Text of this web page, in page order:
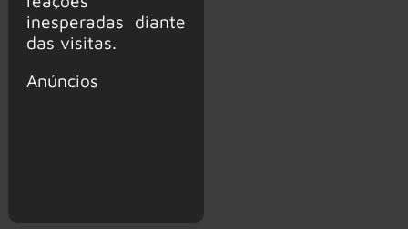
inesperadas diante
das visitas.
Anúncios